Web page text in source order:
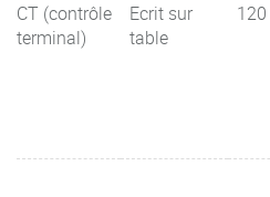
CT (contrôle
terminal)
Ecrit sur
table
120